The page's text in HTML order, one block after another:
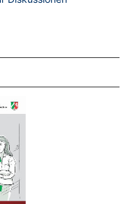
ZULETZT ANGESEHENE